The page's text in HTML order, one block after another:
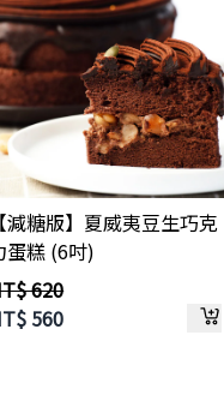
【減糖版】夏威夷豆生巧克
蛋糕 (6吋)
620
560